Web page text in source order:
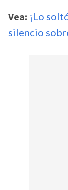
Vea: ¡Lo
silencio